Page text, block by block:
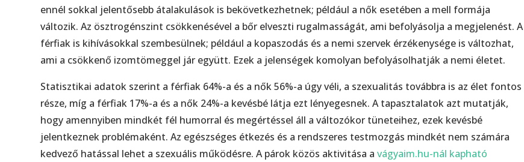
ennél sokkal jelentősebb átalakulások is bekövetkezhetnek; például a nők esetében a mell formája
változik. Az ösztrogénszint csökkenésével a bőr elveszti rugalmasságát, ami befolyásolja a megjelenést. A
férfiak is kihívásokkal szembesülnek; például a kopaszodás és a nemi szervek érzékenysége is változhat,
ami a csökkenő izomtömeggel jár együtt. Ezek a jelenségek komolyan befolyásolhatják a nemi életet.
Statisztikai adatok szerint a férfiak 64%-a és a nők 56%-a úgy véli, a szexualitás továbbra is az élet fontos
része, míg a férfiak 17%-a és a nők 24%-a kevésbé látja ezt lényegesnek. A tapasztalatok azt mutatják,
hogy amennyiben mindkét fél humorral és megértéssel áll a változókor tüneteihez, ezek kevésbé
jelentkeznek problémaként. Az egészséges étkezés és a rendszeres testmozgás mindkét nem számára
kedvező hatással lehet a szexuális működésre. A párok közös aktivitása avágyaim.hu-nál kapható